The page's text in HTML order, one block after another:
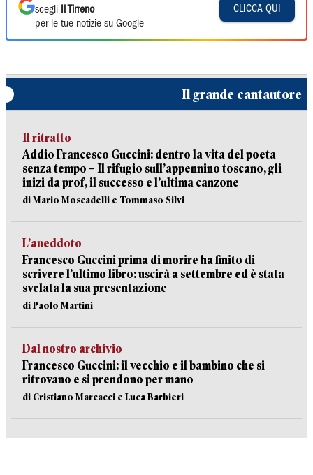
scegli
Il Tirreno
per le tue notizie su Google
CLICCA QUI
Il grande cantautore
Il ritratto
Addio Francesco Guccini: dentro la vita del poeta
senza tempo – Il rifugio sull’appennino toscano, gli
inizi da prof, il successo e l’ultima canzone
di Mario Moscadelli e Tommaso Silvi
L’aneddoto
Francesco Guccini prima di morire ha finito di
scrivere l’ultimo libro: uscirà a settembre ed è stata
svelata la sua presentazione
di Paolo Martini
Dal nostro archivio
Francesco Guccini: il vecchio e il bambino che si
ritrovano e si prendono per mano
di Cristiano Marcacci e Luca Barbieri